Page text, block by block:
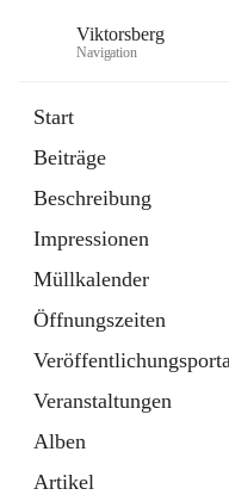
Viktorsberg
Navigation
Start
Beiträge
Beschreibung
Impressionen
Müllkalender
Öffnungszeiten
Veranstaltungen
Alben
Artikel
1 Schnellzugriff
Bürgerservice
10 Schnellzugriffe